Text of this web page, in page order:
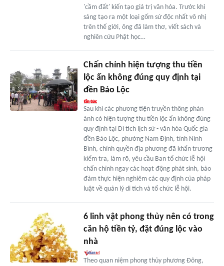
'cầm đất' kiến tạo giá trị văn hóa. Trước khi
sáng tạo ra một loại gốm sứ độc nhất vô nhị
trên thế giới, ông đã làm thơ, viết sách và
nghiên cứu Phật học…
Chấn chỉnh hiện tượng thu tiền
lộc ấn không đúng quy định tại
đền Bảo Lộc
Sau khi các phương tiện truyền thông phản
ánh có hiện tượng thu tiền lộc ấn không đúng
quy định tại Di tích lịch sử - văn hóa Quốc gia
đền Bảo Lộc, phường Nam Định, tỉnh Ninh
Bình, chính quyền địa phương đã khẩn trương
kiểm tra, làm rõ, yêu cầu Ban tổ chức lễ hội
chấn chỉnh ngay các hoạt động phát sinh, bảo
đảm thực hiện nghiêm các quy định của pháp
luật về quản lý di tích và tổ chức lễ hội.
6 linh vật phong thủy nên có trong
căn hộ tiền tỷ, đặt đúng lộc vào
nhà
Theo quan niệm phong thủy phương Đông,